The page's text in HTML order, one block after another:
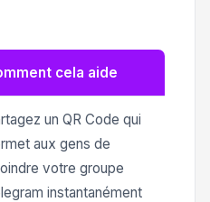
cela aide
un QR Code qui
aux gens de
votre groupe
instantanément